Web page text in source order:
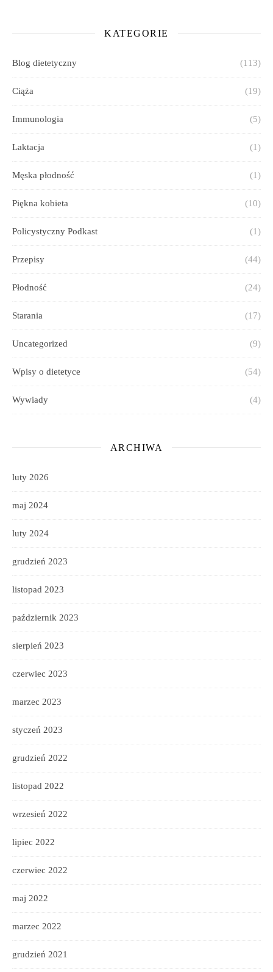
KATEGORIE
Blog dietetyczny (113)
Ciąża (19)
Immunologia (5)
Laktacja (1)
Męska płodność (1)
Piękna kobieta (10)
Policystyczny Podkast (1)
Przepisy (44)
Płodność (24)
Starania (17)
Uncategorized (9)
Wpisy o dietetyce (54)
Wywiady (4)
ARCHIWA
luty 2026
maj 2024
luty 2024
grudzień 2023
listopad 2023
październik 2023
sierpień 2023
czerwiec 2023
marzec 2023
styczeń 2023
grudzień 2022
listopad 2022
wrzesień 2022
lipiec 2022
czerwiec 2022
maj 2022
marzec 2022
grudzień 2021